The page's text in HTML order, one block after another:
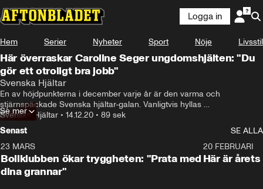
Logga in
Hem Serier Nyheter Sport Nöje Livsstil
Här överraskar Caroline Seger ungdomshjälten: "Du
gör ett otroligt bra jobb"
Svenska Hjältar
En av höjdpunkterna i december varje år är den varma och
stjärnspäckade Svenska hjältar-galan. Vanligtvis hyllas
vardagshjältarna uppe på scen men i år möts istället hjältarna och
juryn på en rad olika platser i Sverige. Svenska hjältar-galan sänds den
17 december kl 20.00 och går att se på Aftonbladet, TV3, Viaplay och
Viafree.
Svenska Hjältar • 14.12.20 • 89 sek
Se mer
Senast
SE ALLA
23 MARS
Bollklubben ökar tryggheten: "Prata med
dina grannar"
20 FEBRUARI
Här är